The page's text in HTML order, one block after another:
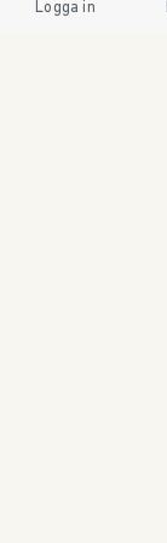
Logga in